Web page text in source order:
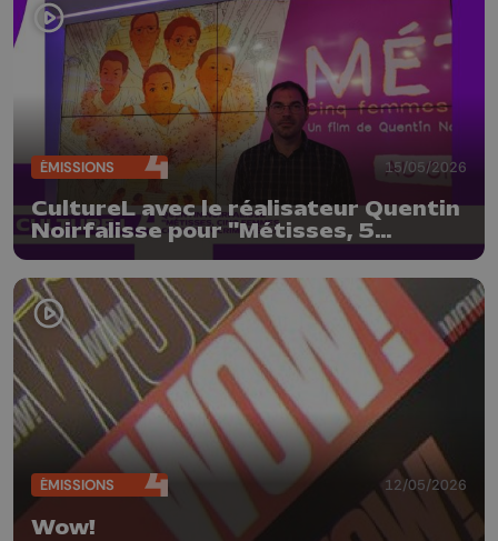
ÉMISSIONS 15/05/2026
CultureL avec le réalisateur Quentin
Noirfalisse pour "Métisses, 5
ÉMISSIONS 12/05/2026
Wow!